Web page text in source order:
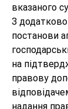
вказаного
З
постанови
на
правову
надання